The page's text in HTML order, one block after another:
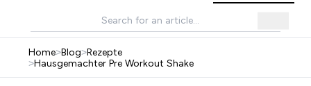
Home>Blog>Rezepte
>Hausgemachter Pre Workout Shake